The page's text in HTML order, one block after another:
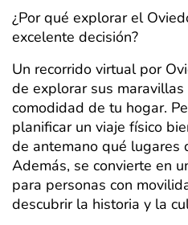
¿Por qué explorar el
excelente decisión?
Un recorrido virtual por
de explorar sus
comodidad de tu hogar.
planificar un viaje físico
de antemano qué lugares
Además, se convierte en
para personas con
descubrir la historia y la